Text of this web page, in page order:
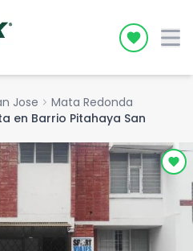
Icon
Jose chevron_right Mata Redonda
en Barrio Pitahaya San